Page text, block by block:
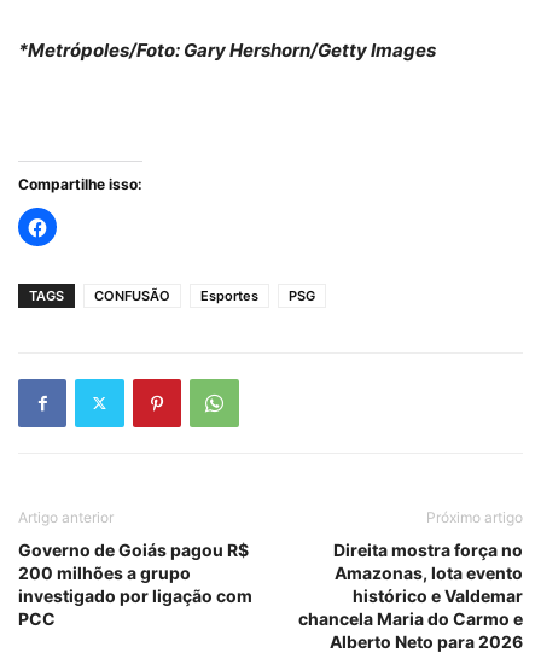
*Metrópoles/Foto: Gary Hershorn/Getty Images
Compartilhe isso:
TAGS CONFUSÃO Esportes PSG
Artigo anterior
Governo de Goiás pagou R$
200 milhões a grupo
investigado por ligação com
PCC
Próximo artigo
Direita mostra força no
Amazonas, lota evento
histórico e Valdemar
chancela Maria do Carmo e
Alberto Neto para 2026